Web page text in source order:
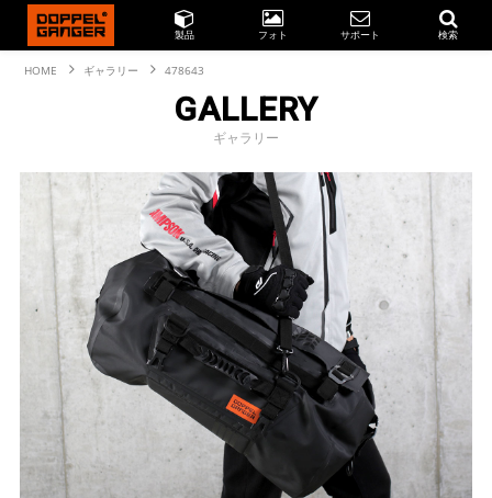
製品 フォト サポート 検索
HOME ギャラリー 478643
GALLERY
ギャラリー